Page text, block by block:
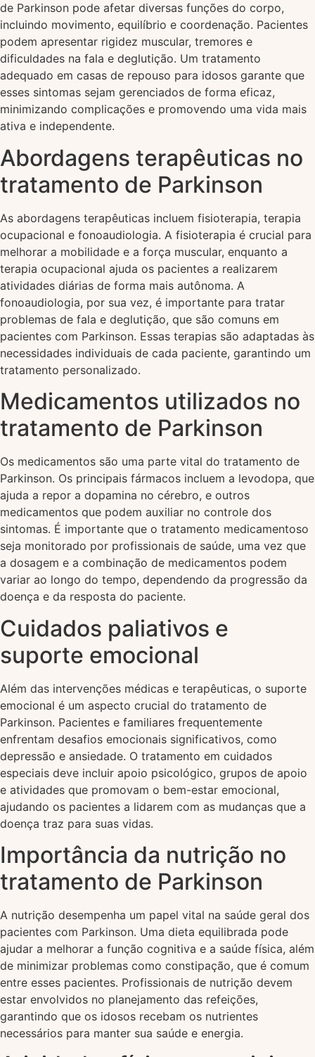
de Parkinson pode afetar diversas funções do corpo,
incluindo movimento, equilíbrio e coordenação. Pacientes
podem apresentar rigidez muscular, tremores e
dificuldades na fala e deglutição. Um tratamento
adequado em casas de repouso para idosos garante que
esses sintomas sejam gerenciados de forma eficaz,
minimizando complicações e promovendo uma vida mais
ativa e independente.
Abordagens terapêuticas no
tratamento de Parkinson
As abordagens terapêuticas incluem fisioterapia, terapia
ocupacional e fonoaudiologia. A fisioterapia é crucial para
melhorar a mobilidade e a força muscular, enquanto a
terapia ocupacional ajuda os pacientes a realizarem
atividades diárias de forma mais autônoma. A
fonoaudiologia, por sua vez, é importante para tratar
problemas de fala e deglutição, que são comuns em
pacientes com Parkinson. Essas terapias são adaptadas às
necessidades individuais de cada paciente, garantindo um
tratamento personalizado.
Medicamentos utilizados no
tratamento de Parkinson
Os medicamentos são uma parte vital do tratamento de
Parkinson. Os principais fármacos incluem a levodopa, que
ajuda a repor a dopamina no cérebro, e outros
medicamentos que podem auxiliar no controle dos
sintomas. É importante que o tratamento medicamentoso
seja monitorado por profissionais de saúde, uma vez que
a dosagem e a combinação de medicamentos podem
variar ao longo do tempo, dependendo da progressão da
doença e da resposta do paciente.
Cuidados paliativos e
suporte emocional
Além das intervenções médicas e terapêuticas, o suporte
emocional é um aspecto crucial do tratamento de
Parkinson. Pacientes e familiares frequentemente
enfrentam desafios emocionais significativos, como
depressão e ansiedade. O tratamento em cuidados
especiais deve incluir apoio psicológico, grupos de apoio
e atividades que promovam o bem-estar emocional,
ajudando os pacientes a lidarem com as mudanças que a
doença traz para suas vidas.
Importância da nutrição no
tratamento de Parkinson
A nutrição desempenha um papel vital na saúde geral dos
pacientes com Parkinson. Uma dieta equilibrada pode
ajudar a melhorar a função cognitiva e a saúde física, além
de minimizar problemas como constipação, que é comum
entre esses pacientes. Profissionais de nutrição devem
estar envolvidos no planejamento das refeições,
garantindo que os idosos recebam os nutrientes
necessários para manter sua saúde e energia.